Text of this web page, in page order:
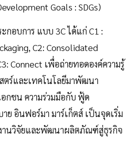
Goals : SDGs)
กอบการ แบบ 3C ได้แก่ C1 :
C2: Consolidated
Connect เพื่อถ่ายทอดองค์ความรู้
ตร์และเทคโนโลยีมาพัฒนา
กชน ความร่วมมือกับ ฟู้ด
ย อินฟอร์มา มาร์เก็ตส์ เป็นจุดเริ่ม
งานวิจัยและพัฒนาผลิตภัณฑ์สู่ธุรกิจ